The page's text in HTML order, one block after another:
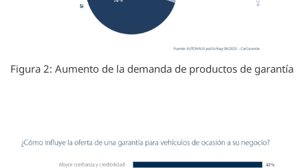
Figura 2: Aumento de la demanda de productos de garantía